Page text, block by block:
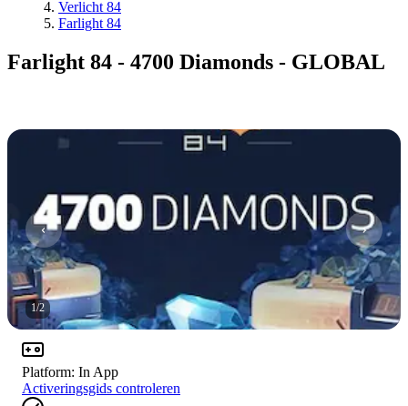
Verlicht 84
Farlight 84
Farlight 84 - 4700 Diamonds - GLOBAL
1/2
Platform: In App
Activeringsgids controleren